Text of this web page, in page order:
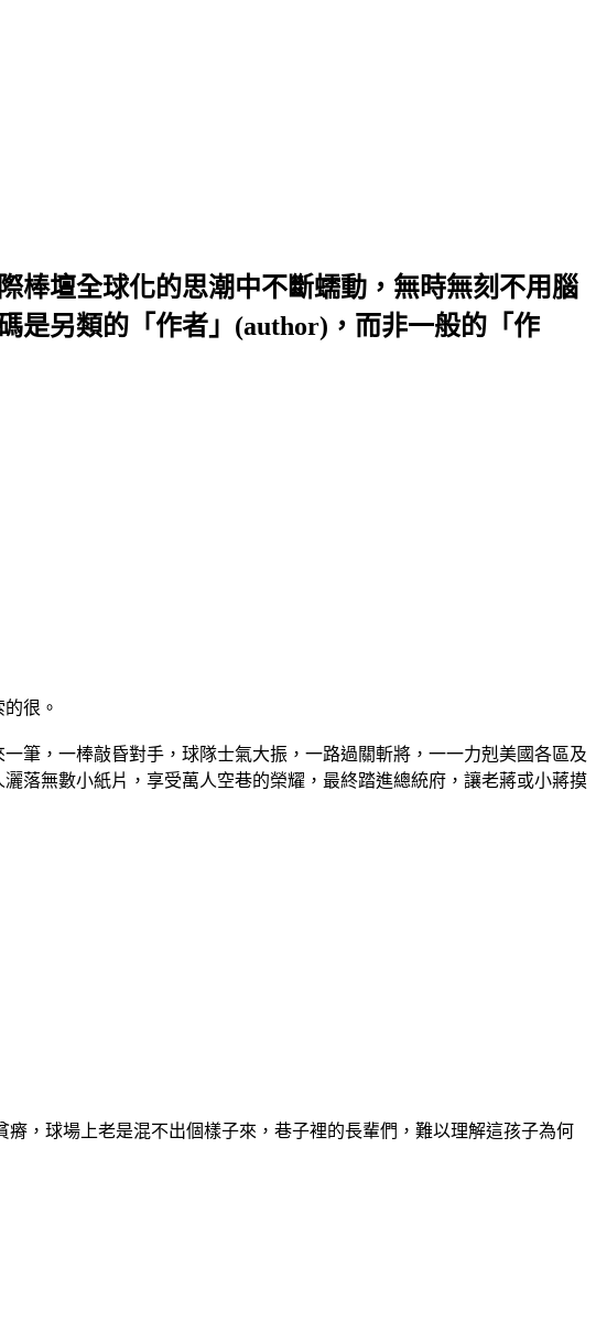
棒壇全球化的思潮中不斷蠕動，無時無刻不用腦
是另類的「作者」(author)，而非一般的「作
很。
筆，一棒敲昏對手，球隊士氣大振，一路過關斬將，一一力剋美國各區及
落無數小紙片，享受萬人空巷的榮耀，最終踏進總統府，讓老蔣或小蔣摸
，球場上老是混不出個樣子來，巷子裡的長輩們，難以理解這孩子為何